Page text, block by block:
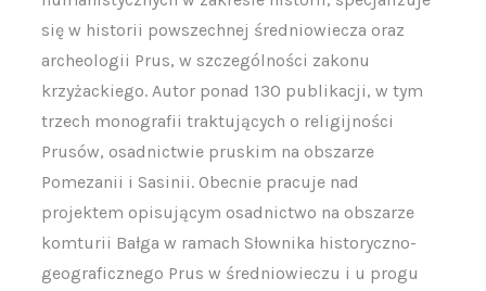
się w historii powszechnej średniowiecza oraz
archeologii Prus, w szczególności zakonu
krzyżackiego. Autor ponad 130 publikacji, w tym
trzech monografii traktujących o religijności
Prusów, osadnictwie pruskim na obszarze
Pomezanii i Sasinii. Obecnie pracuje nad
projektem opisującym osadnictwo na obszarze
komturii Bałga w ramach Słownika historyczno-
geograficznego Prus w średniowieczu i u progu